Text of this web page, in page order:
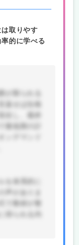
取りやす
的に学べる
返せば合格
を体系的に
得られる内